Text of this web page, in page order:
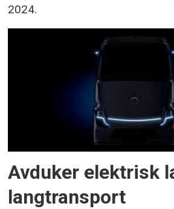
2024.
Avduker elektrisk
langtransport